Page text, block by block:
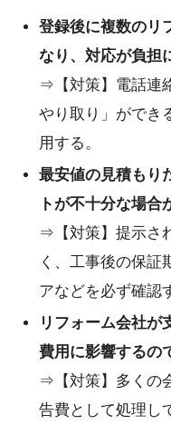
登録後に複数のリ
なり、対応が負担
⇒【対策】電話連
やり取り」ができ
用する。
最安値の見積もり
トが不十分な場合
⇒【対策】提示さ
く、工事後の保証
アなどを必ず確認
リフォーム会社が
費用に影響するの
⇒【対策】多くの
告費として処理し